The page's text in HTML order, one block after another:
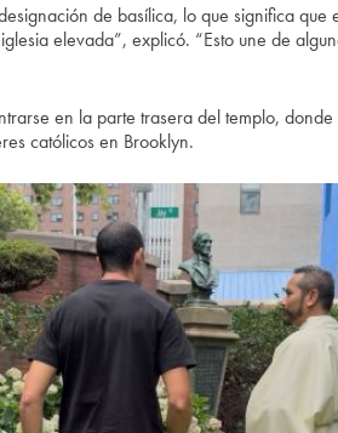
de basílica, lo que significa que
elevada”, explicó. “Esto une de
en la parte trasera del templo,
católicos en Brooklyn.